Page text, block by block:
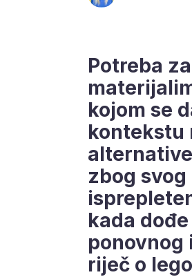
Potreba
kojom se
kontekstu
zbog
kada
ponovnog
riječ o